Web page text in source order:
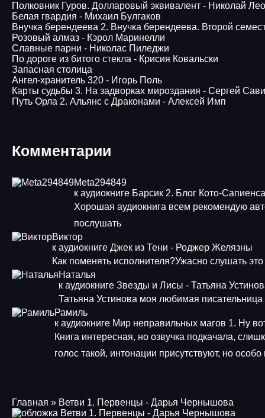
Полковник Гуров. Долларовый эквивалент - Николай
Белая гвардия - Михаил Булгаков
Внучка берендеева 2. Внучка берендеева. Второй
Розовый алмаз - Кэрол Маринелли
Славные парни - Николас Пиледжи
По дороге из битого стекла - Крисия Ковальски
Запасная столица
Ангел-хранитель 320 - Игорь Поль
Карты судьбы 3. На задворках мироздания - Сергей
Путь Орла 2. Альянс с Драконами - Алексей Имп
Комментарии
Meta294849
к аудиокниге Барсик 2. Блог Кото-
Хорошая аудиокнига всем рекомендую
послушать
Виктор
к аудиокниге Джек из Тени - Роджер Желязны
Как поменять исполнителя?Ужасно слушать
Наталья
к аудиокниге Звезды и Лисы - Татьяна
Татьяна Устинова моя любимая писательница
Рамиль
к аудиокниге Мир неправильных магов 1. Ну
Книга интересная, но озвучка подкачала,
голос такой, интонации присутствуют, но
Главная » Ветви 1. Первенцы - Дарья Чернышова